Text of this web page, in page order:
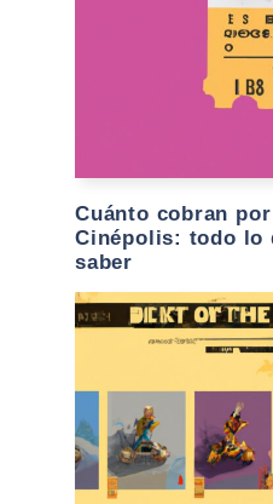
Cuánto cobran
Cinépolis: todo lo
saber